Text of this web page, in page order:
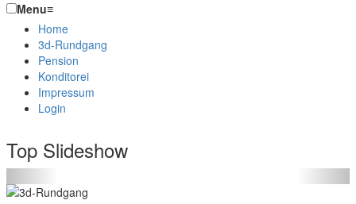
Menu≡
Home
3d-Rundgang
Pension
Konditorei
Impressum
Login
Top Slideshow
Previous Next